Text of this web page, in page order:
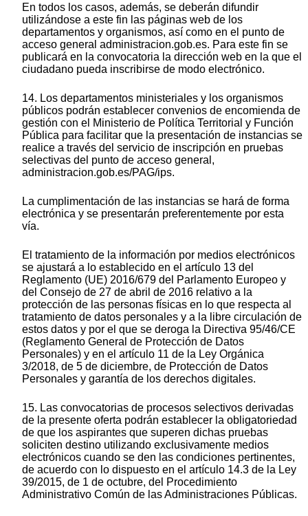
En todos los casos, además, se deberán difundir
utilizándose a este fin las páginas web de los
departamentos y organismos, así como en el punto de
acceso general administracion.gob.es. Para este fin se
publicará en la convocatoria la dirección web en la que el
ciudadano pueda inscribirse de modo electrónico.
14. Los departamentos ministeriales y los organismos
públicos podrán establecer convenios de encomienda de
gestión con el Ministerio de Política Territorial y Función
Pública para facilitar que la presentación de instancias se
realice a través del servicio de inscripción en pruebas
selectivas del punto de acceso general,
administracion.gob.es/PAG/ips.
La cumplimentación de las instancias se hará de forma
electrónica y se presentarán preferentemente por esta
vía.
El tratamiento de la información por medios electrónicos
se ajustará a lo establecido en el artículo 13 del
Reglamento (UE) 2016/679 del Parlamento Europeo y
del Consejo de 27 de abril de 2016 relativo a la
protección de las personas físicas en lo que respecta al
tratamiento de datos personales y a la libre circulación de
estos datos y por el que se deroga la Directiva 95/46/CE
(Reglamento General de Protección de Datos
Personales) y en el artículo 11 de la Ley Orgánica
3/2018, de 5 de diciembre, de Protección de Datos
Personales y garantía de los derechos digitales.
15. Las convocatorias de procesos selectivos derivadas
de la presente oferta podrán establecer la obligatoriedad
de que los aspirantes que superen dichas pruebas
soliciten destino utilizando exclusivamente medios
electrónicos cuando se den las condiciones pertinentes,
de acuerdo con lo dispuesto en el artículo 14.3 de la Ley
39/2015, de 1 de octubre, del Procedimiento
Administrativo Común de las Administraciones Públicas.